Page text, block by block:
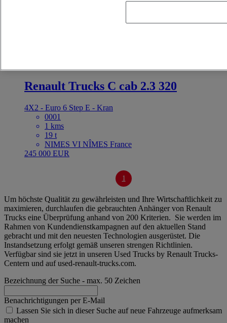
Renault Trucks C cab 2.3 320
4X2 - Euro 6 Step E - Kran
0001
1 kms
19 t
NIMES VI NÎMES France
245 000 EUR
1
Um höchste Qualität zu gewährleisten und Ihre Wirtschaftlichkeit zu
maximieren, durchlaufen die gebrauchten Anhänger von Renault
Trucks eine Überprüfung anhand von 200 Kriterien. Sie werden im
Rahmen von Kundendienstkampagnen auf den aktuellen Stand
gebracht und mit den neuesten Technologien ausgerüstet. Die
Instandsetzung erfolgt gemäß unseren strengen Richtlinien.
Verfügbar sind sie jetzt in unseren Used Trucks by Renault Trucks-
Centern und auf used-renault-trucks.com.
Bezeichnung der Suche - max. 50 Zeichen
Benachrichtigungen per E-Mail
Lassen Sie sich in dieser Suche auf neue Fahrzeuge aufmerksam
machen